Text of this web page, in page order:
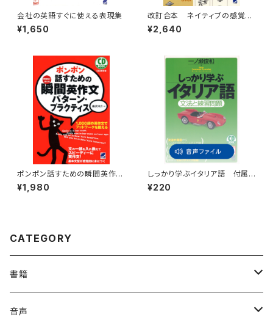
会社の英語すぐに使える表現集
¥1,650
改訂合本 ネイティブの感覚で
前置詞が使える
¥2,640
ポンポン話すための瞬間英作文
パターン・プラクティス CD BO
OK
¥1,980
しっかり学ぶイタリア語 付属
音声
¥220
CATEGORY
書籍
英語
音声